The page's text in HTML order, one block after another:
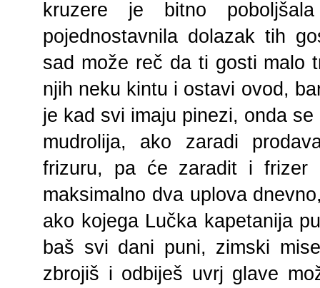
kruzere je bitno
pojednostavnila dolazak tih
sad može reč da ti gosti malo
njih neku kintu i ostavi ovod,
je kad svi imaju pinezi, onda
mudrolija, ako zaradi
frizuru, pa će zaradit i frizer
maksimalno dva uplova
ako kojega Lučka kapetanija
baš svi dani puni, zimski
zbrojiš i odbiješ uvrj glave